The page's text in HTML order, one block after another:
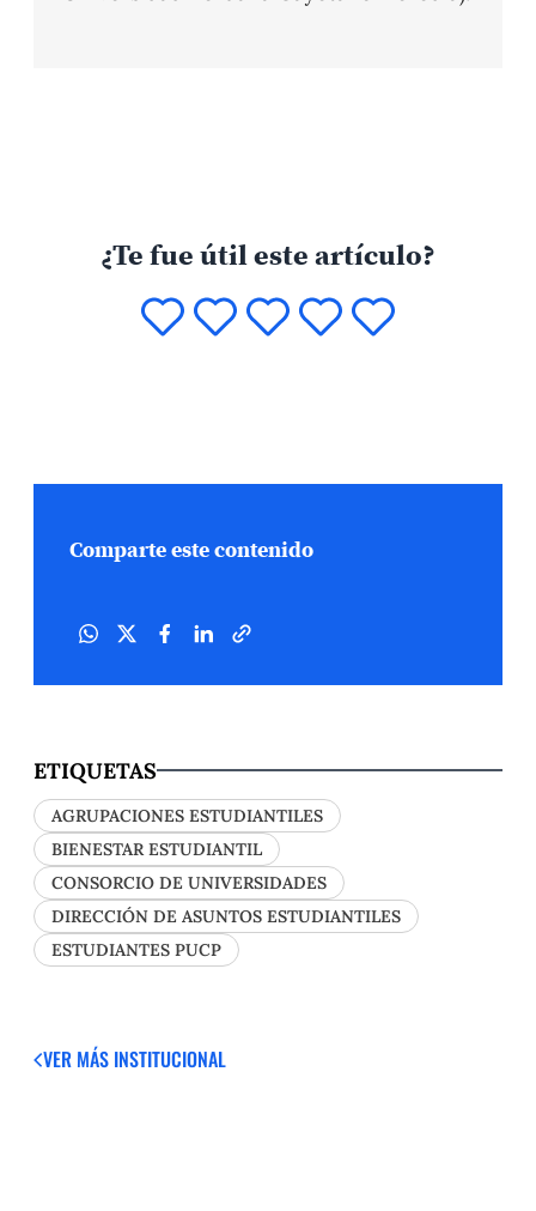
¿Te fue útil este artículo?
Comparte este contenido
ETIQUETAS
AGRUPACIONES ESTUDIANTILES
BIENESTAR ESTUDIANTIL
CONSORCIO DE UNIVERSIDADES
DIRECCIÓN DE ASUNTOS ESTUDIANTILES
ESTUDIANTES PUCP
VER MÁS INSTITUCIONAL